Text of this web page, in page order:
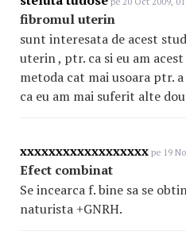
fibromul uterin
sunt interesata de acest
uterin , ptr. ca si eu am
metoda cat mai usoara ptr.
ca eu am mai suferit alte
xxxxxxxxxxxxxxxxxx pe 19
Efect combinat
Se incearca f. bine sa se
naturista +GNRH.